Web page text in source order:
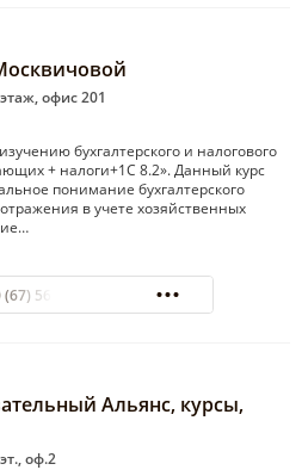
офис 201
бухгалтерского и налогового
+ налоги+1С 8.2». Данный курс
понимание бухгалтерского
в учете хозяйственных
568-09-87
Альянс, курсы,
оф.2